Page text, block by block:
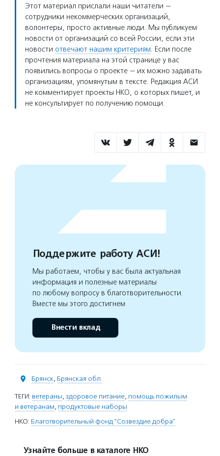
Этот материал прислали наши читатели —
сотрудники некоммерческих организаций,
волонтеры, просто активные люди. Мы публикуем
новости от организаций со всей России, если эти
новости отвечают нашим критериям. Если после
прочтения материала на этой странице у вас
появились вопросы о проекте — их можно задавать
организациям, упомянутым в тексте. Редакция АСИ
не комментирует проекты НКО, о которых пишет, и
не консультирует по получению помощи.
Поддержите работу АСИ!
Мы работаем, чтобы у вас была актуальная
информация и полезные материалы
по любому вопросу в благотворительности.
Вместе мы этого достигнем
Внести вклад
Брянск, Брянская обл.
ТЕГИ: ветераны, здоровое питание, помощь пожилым
и ветеранам, продуктовые наборы
НКО: Благотворительный фонд "Созвездие добра"
Узнайте больше в каталоге НКО